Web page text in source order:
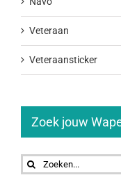
Veteraan
Veteraansticker
Zoek jouw
Zoeken
naar: